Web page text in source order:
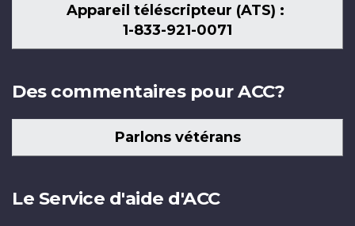
Appareil téléscripteur (ATS) :
1-833-921-0071
Des commentaires pour ACC?
Parlons vétérans
Le Service d'aide d'ACC